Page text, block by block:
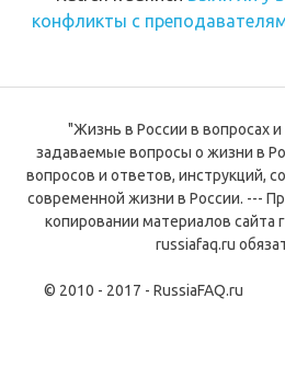
конфликты с
"Жизнь в России в вопросах
задаваемые вопросы о жизни в
вопросов и ответов, инструкций,
современной жизни в России. ---
копировании материалов сайта
russiafaq.ru
© 2010 - 2017 -